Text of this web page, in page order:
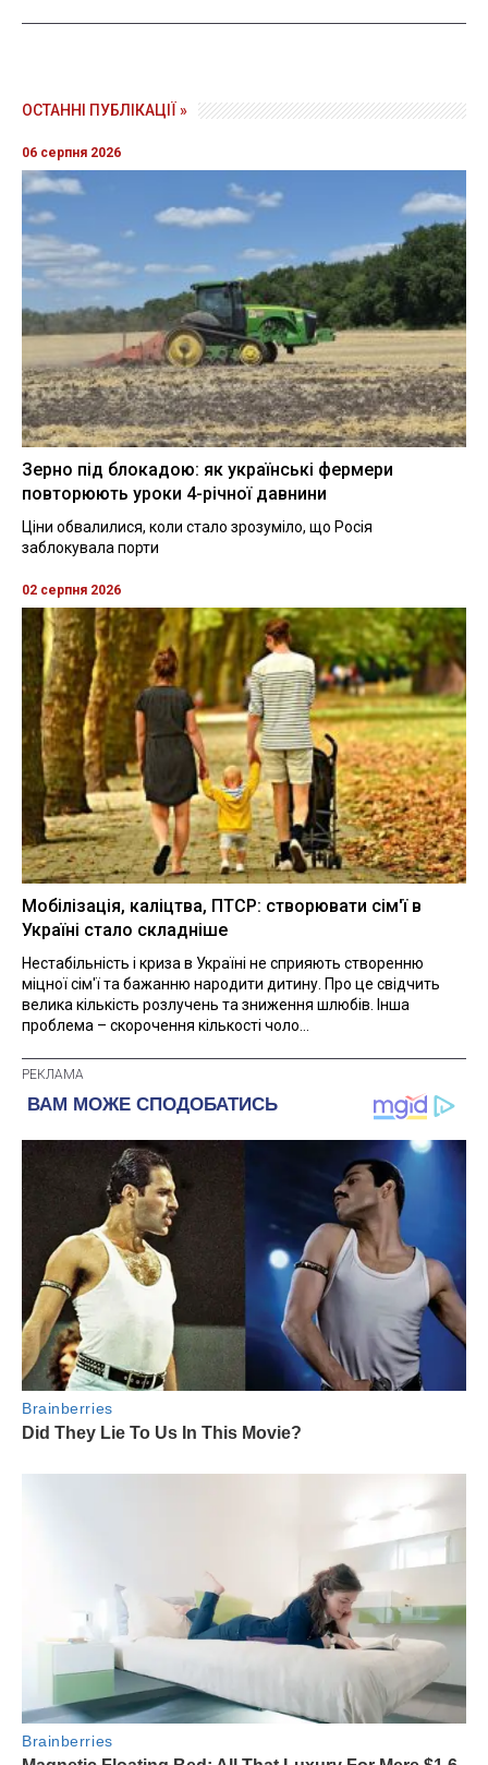
ОСТАННІ ПУБЛІКАЦІЇ »
06 серпня 2026
Зерно під блокадою: як українські фермери
повторюють уроки 4-річної давнини
Ціни обвалилися, коли стало зрозуміло, що Росія
заблокувала порти
02 серпня 2026
Мобілізація, каліцтва, ПТСР: створювати сім'ї в
Україні стало складніше
Нестабільність і криза в Україні не сприяють створенню
міцної сім'ї та бажанню народити дитину. Про це свідчить
велика кількість розлучень та зниження шлюбів. Інша
проблема – скорочення кількості чоло...